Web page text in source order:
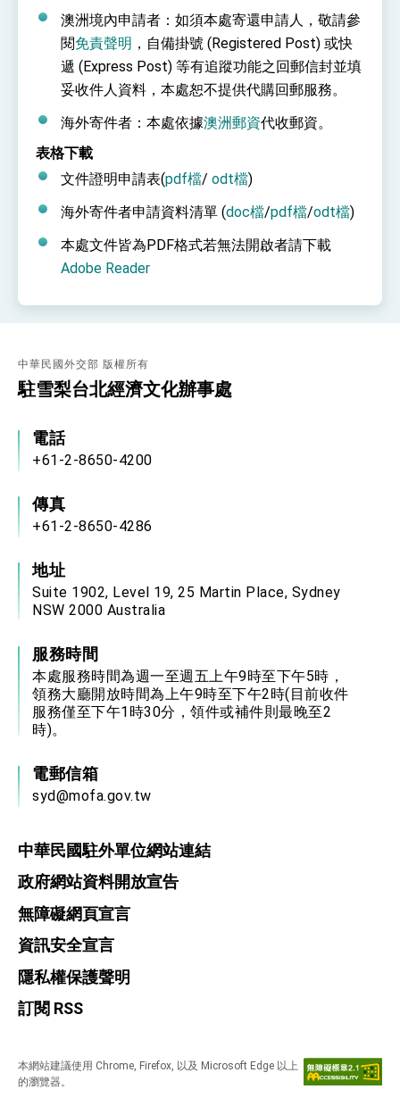
澳洲境內申請者：如須本處寄還申請人，敬請參
閱免責聲明 ，自備掛號 (Registered Post) 或快
遞 (Express Post) 等有追蹤功能之回郵信封並填
妥收件人資料，本處恕不提供代購回郵服務。
海外寄件者：本處依據澳洲郵資代收郵資。
表格下載
文件證明申請表(pdf檔/ odt檔)
海外寄件者申請資料清單 (doc檔/pdf檔/odt檔)
本處文件皆為PDF格式若無法開啟者請下載
Adobe Reader
中華民國外交部 版權所有
駐雪梨台北經濟文化辦事處
電話
+61-2-8650-4200
傳真
+61-2-8650-4286
地址
Suite 1902, Level 19, 25 Martin Place, Sydney
NSW 2000 Australia
服務時間
本處服務時間為週一至週五上午9時至下午5時，
領務大廳開放時間為上午9時至下午2時(目前收件
服務僅至下午1時30分，領件或補件則最晚至2
時)。
電郵信箱
syd@mofa.gov.tw
中華民國駐外單位網站連結
政府網站資料開放宣告
無障礙網頁宣言
資訊安全宣言
隱私權保護聲明
訂閱 RSS
本網站建議使用 Chrome, Firefox, 以及 Microsoft Edge 以上
的瀏覽器。